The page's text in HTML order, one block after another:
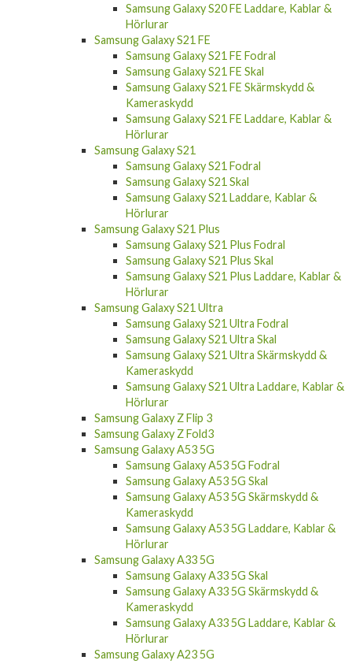
Samsung Galaxy S20 FE Laddare, Kablar &
Hörlurar
Samsung Galaxy S21 FE
Samsung Galaxy S21 FE Fodral
Samsung Galaxy S21 FE Skal
Samsung Galaxy S21 FE Skärmskydd &
Kameraskydd
Samsung Galaxy S21 FE Laddare, Kablar &
Hörlurar
Samsung Galaxy S21
Samsung Galaxy S21 Fodral
Samsung Galaxy S21 Skal
Samsung Galaxy S21 Laddare, Kablar &
Hörlurar
Samsung Galaxy S21 Plus
Samsung Galaxy S21 Plus Fodral
Samsung Galaxy S21 Plus Skal
Samsung Galaxy S21 Plus Laddare, Kablar &
Hörlurar
Samsung Galaxy S21 Ultra
Samsung Galaxy S21 Ultra Fodral
Samsung Galaxy S21 Ultra Skal
Samsung Galaxy S21 Ultra Skärmskydd &
Kameraskydd
Samsung Galaxy S21 Ultra Laddare, Kablar &
Hörlurar
Samsung Galaxy Z Flip 3
Samsung Galaxy Z Fold3
Samsung Galaxy A53 5G
Samsung Galaxy A53 5G Fodral
Samsung Galaxy A53 5G Skal
Samsung Galaxy A53 5G Skärmskydd &
Kameraskydd
Samsung Galaxy A53 5G Laddare, Kablar &
Hörlurar
Samsung Galaxy A33 5G
Samsung Galaxy A33 5G Skal
Samsung Galaxy A33 5G Skärmskydd &
Kameraskydd
Samsung Galaxy A33 5G Laddare, Kablar &
Hörlurar
Samsung Galaxy A23 5G